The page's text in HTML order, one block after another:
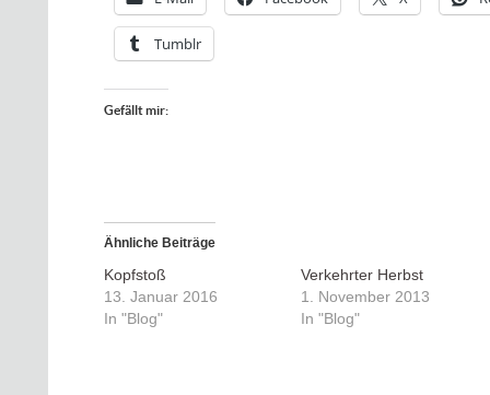
Tumblr
Gefällt mir:
Ähnliche Beiträge
Kopfstoß
13. Januar 2016
In "Blog"
Verkehrter Herbst
1. November 2013
In "Blog"